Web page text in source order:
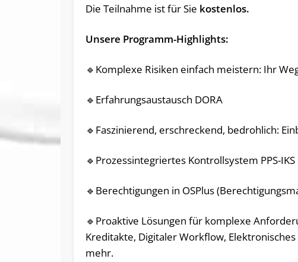
Die Teilnahme ist für Sie kostenlos.
Unsere Programm-Highlights:
🔹Komplexe Risiken einfach meistern: Ihr
🔹Erfahrungsaustausch DORA
🔹Faszinierend, erschreckend, bedrohlich:
🔹Prozessintegriertes Kontrollsystem PPS-IKS
🔹Berechtigungen in OSPlus
🔹Proaktive Lösungen für komplexe
Kreditakte, Digitaler Workflow,
mehr.